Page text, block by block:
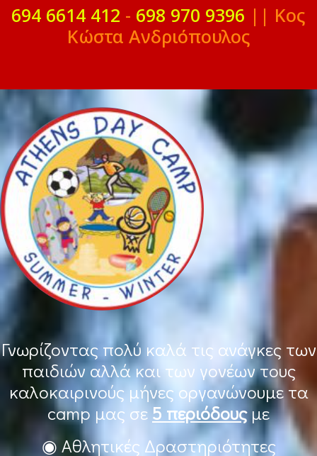
694 6614 412 - 698 970 9396 || Κος
Κώστα Ανδριόπουλος
Γνωρίζοντας πολύ καλά τις ανάγκες των
παιδιών αλλά και των γονέων τους
καλοκαιρινούς μήνες οργανώνουμε τα
camp μας σε 5 περιόδουςμε
◉ Αθλητικές Δραστηριότητες